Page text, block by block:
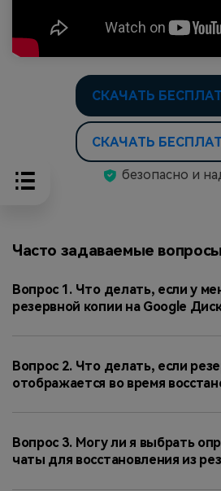
СКАЧАТЬ
СКАЧАТЬ
безопасно и
Часто задаваемые вопросы
Вопрос 1. Что делать, если у
резервной копии на Google
Вопрос 2. Что делать, если
отображается во время
Вопрос 3. Могу ли я выбрать
чаты для восстановления из